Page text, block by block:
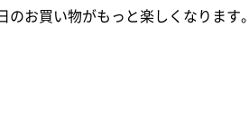
お買い物がもっと楽しくなります。